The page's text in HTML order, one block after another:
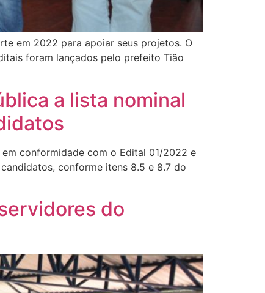
em 2022 para apoiar seus projetos. O
foram lançados pelo prefeito Tião
a lista nominal
conformidade com o Edital 01/2022 e
conforme itens 8.5 e 8.7 do
do